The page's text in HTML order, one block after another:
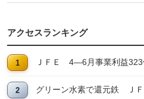
アクセスランキング
ＪＦＥ 4―6月事業利益
グリーン水素で還元鉄 Ｊ